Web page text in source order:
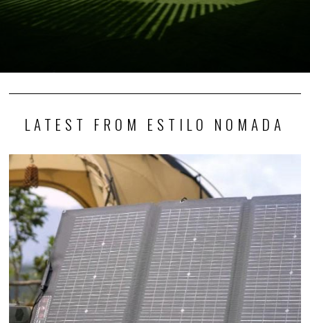
LATEST FROM ESTILO NOMADA